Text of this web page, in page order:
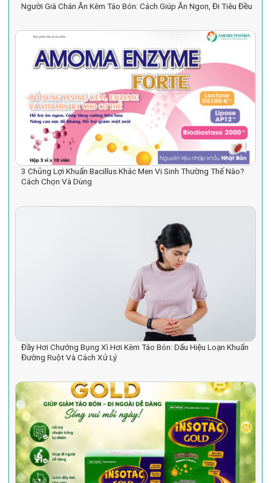
Người Già Chán Ăn Kèm Táo Bón: Cách Giúp Ăn Ngon, Đi Tiêu Đều
3 Chủng Lợi Khuẩn Bacillus Khác Men Vi Sinh Thường Thế Nào?
Cách Chọn Và Dùng
Đầy Hơi Chướng Bụng Xì Hơi Kèm Táo Bón: Dấu Hiệu Loạn Khuẩn
Đường Ruột Và Cách Xử Lý